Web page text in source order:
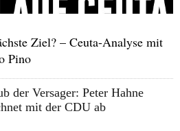
Ziel? – Ceuta-Analyse mit
Pino
der Versager: Peter Hahne
mit der CDU ab